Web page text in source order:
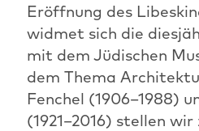
Eröffnung des
widmet sich die
mit dem Jüdischen
dem Thema
Fenchel (1906–1988)
(1921–2016) stellen